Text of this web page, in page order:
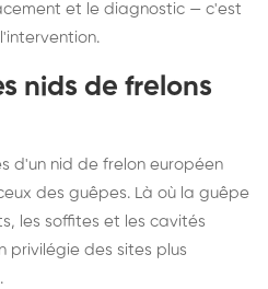
et le diagnostic — c'est
nids de frelons
d'un nid de frelon européen
des guêpes. Là où la guêpe
les soffites et les cavités
privilégie des sites plus